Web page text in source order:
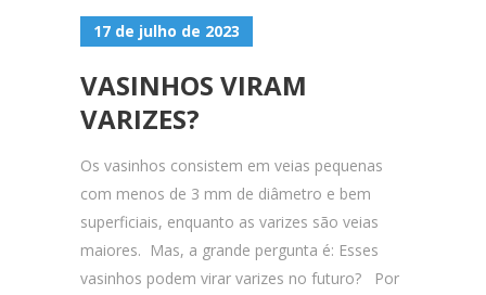
17 de julho de 2023
VASINHOS VIRAM
VARIZES?
Os vasinhos consistem em veias pequenas
com menos de 3 mm de diâmetro e bem
superficiais, enquanto as varizes são veias
maiores. Mas, a grande pergunta é: Esses
vasinhos podem virar varizes no futuro? Por